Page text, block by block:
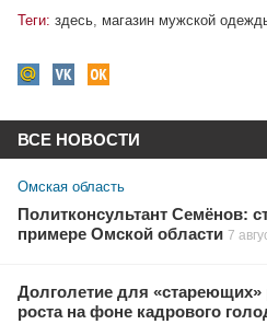
Теги: здесь, магазин мужской
ВСЕ НОВОСТИ
Омская область
Политконсультант Семёнов:
примере Омской области 7
Долголетие для «стареющих»
роста на фоне кадрового